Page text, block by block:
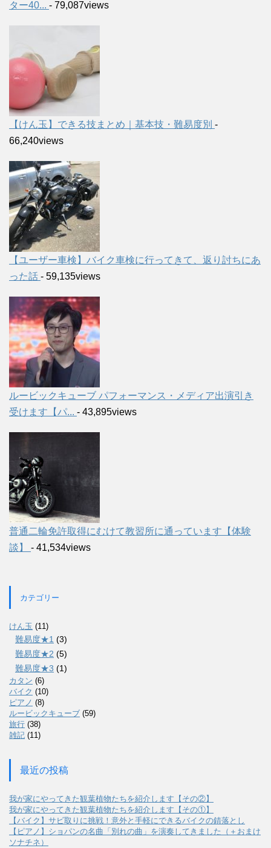
ター40... - 79,087views
【けん玉】できる技まとめ｜基本技・難易度別 -
66,240views
【ユーザー車検】バイク車検に行ってきて、返り討ちにあ
った話 - 59,135views
ルービックキューブ パフォーマンス・メディア出演引き
受けます【パ... - 43,895views
普通二輪免許取得にむけて教習所に通っています【体験
談】 - 41,534views
カテゴリー
けん玉 (11)
難易度★1 (3)
難易度★2 (5)
難易度★3 (1)
カタン (6)
バイク (10)
ピアノ (8)
ルービックキューブ (59)
旅行 (38)
雑記 (11)
最近の投稿
我が家にやってきた観葉植物たちを紹介します【その②】
我が家にやってきた観葉植物たちを紹介します【その①】
【バイク】サビ取りに挑戦！意外と手軽にできるバイクの錆落とし
【ピアノ】ショパンの名曲「別れの曲」を演奏してきました（＋おまけ
ソナチネ）